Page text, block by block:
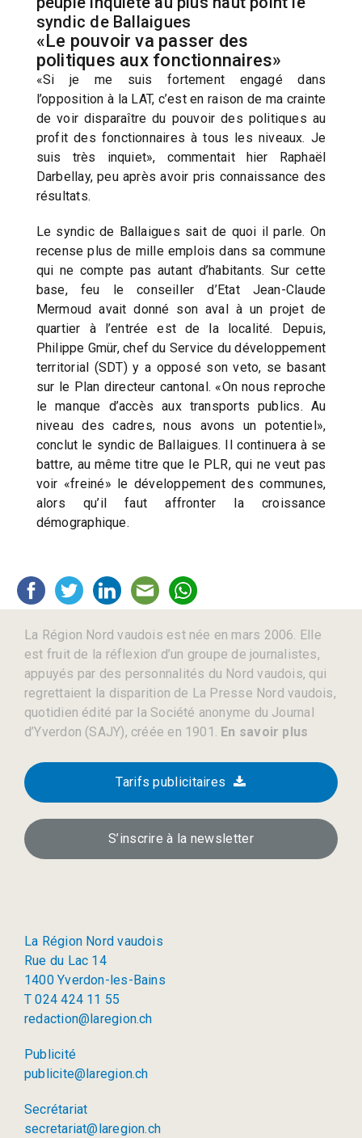
syndic de Ballaigues
«Le pouvoir va passer des
politiques aux fonctionnaires»
«Si je me suis fortement engagé dans
l’opposition à la LAT, c’est en raison de ma crainte
de voir disparaître du pouvoir des politiques au
profit des fonctionnaires à tous les niveaux. Je
suis très inquiet», commentait hier Raphaël
Darbellay, peu après avoir pris connaissance des
résultats.
Le syndic de Ballaigues sait de quoi il parle. On
recense plus de mille emplois dans sa commune
qui ne compte pas autant d’habitants. Sur cette
base, feu le conseiller d’Etat Jean-Claude
Mermoud avait donné son aval à un projet de
quartier à l’entrée est de la localité. Depuis,
Philippe Gmür, chef du Service du développement
territorial (SDT) y a opposé son veto, se basant
sur le Plan directeur cantonal. «On nous reproche
le manque d’accès aux transports publics. Au
niveau des cadres, nous avons un potentiel»,
conclut le syndic de Ballaigues. Il continuera à se
battre, au même titre que le PLR, qui ne veut pas
voir «freiné» le développement des communes,
alors qu’il faut affronter la croissance
démographique.
La Région Nord vaudois est née en mars 2006. Elle
est fruit de la réflexion d’un groupe de journalistes,
appuyés par des personnalités du Nord vaudois, qui
regrettaient la disparition de La Presse Nord vaudois,
quotidien édité par la Société anonyme du Journal
d’Yverdon (SAJY), créée en 1901. En savoir plus
Tarifs publicitaires
S’inscrire à la newsletter
La Région Nord vaudois
Rue du Lac 14
1400 Yverdon-les-Bains
T 024 424 11 55
redaction@laregion.ch
Publicité
publicite@laregion.ch
Secrétariat
secretariat@laregion.ch